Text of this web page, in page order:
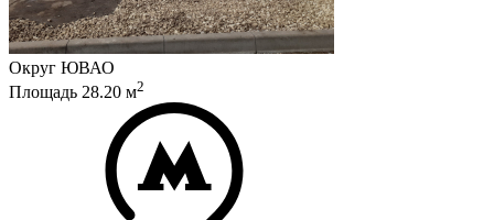
Округ ЮВАО
Площадь 28.20 м2